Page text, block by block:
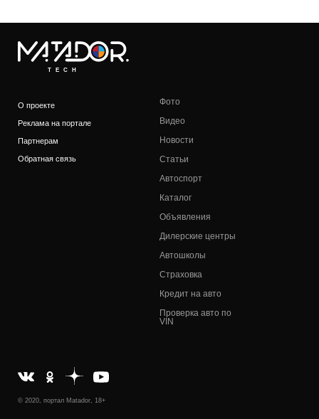
TECH
О проекте
Реклама на портале
Партнерам
Обратная связь
Фото
Видео
Новости
Статьи
Автоспорт
Каталог
Объявления
Дилерские центры
Автошколы
Страховка
Кредит на авто
Проверка авто по
VIN
© 2020, портал Matador, 18+